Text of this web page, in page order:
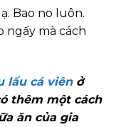
Bao no luôn.
ngấy mà cách
lẩu cá viênở
thêm một cách
ăn của gia